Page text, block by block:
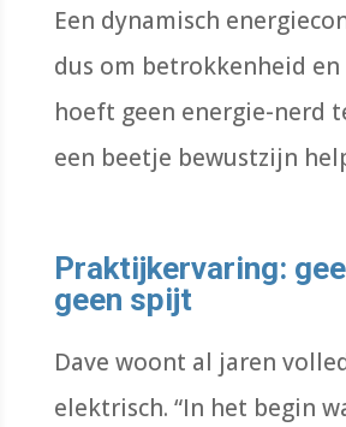
Een dynamisch
dus om betrokkenheid en
hoeft geen energie-nerd
een beetje bewustzijn
Praktijkervaring:
geen spijt
Dave woont al jaren
elektrisch. “In het begin